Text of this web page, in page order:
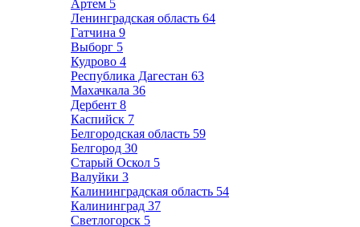
Артем 5
Ленинградская область 64
Гатчина 9
Выборг 5
Кудрово 4
Республика Дагестан 63
Махачкала 36
Дербент 8
Каспийск 7
Белгородская область 59
Белгород 30
Старый Оскол 5
Валуйки 3
Калининградская область 54
Калининград 37
Светлогорск 5